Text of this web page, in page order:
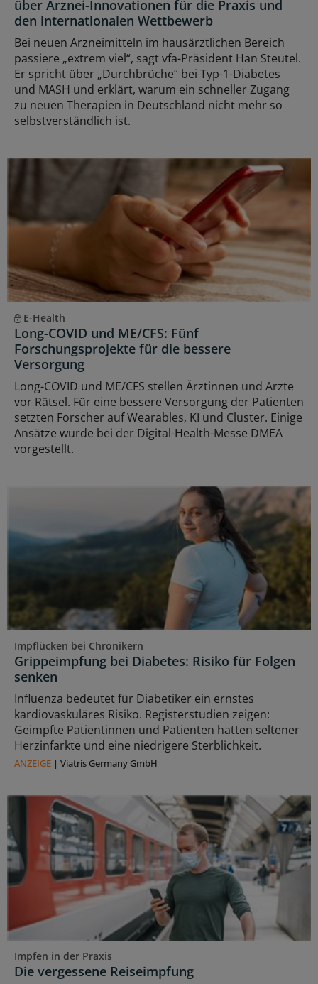
über Arznei-Innovationen für die Praxis und
den internationalen Wettbewerb
Bei neuen Arzneimitteln im hausärztlichen Bereich
passiere „extrem viel“, sagt vfa-Präsident Han Steutel.
Er spricht über „Durchbrüche“ bei Typ-1-Diabetes
und MASH und erklärt, warum ein schneller Zugang
zu neuen Therapien in Deutschland nicht mehr so
selbstverständlich ist.
E-Health
Long-COVID und ME/CFS: Fünf
Forschungsprojekte für die bessere
Versorgung
Long-COVID und ME/CFS stellen Ärztinnen und Ärzte
vor Rätsel. Für eine bessere Versorgung der Patienten
setzten Forscher auf Wearables, KI und Cluster. Einige
Ansätze wurde bei der Digital-Health-Messe DMEA
vorgestellt.
Impflücken bei Chronikern
Grippeimpfung bei Diabetes: Risiko für Folgen
senken
Influenza bedeutet für Diabetiker ein ernstes
kardiovaskuläres Risiko. Registerstudien zeigen:
Geimpfte Patientinnen und Patienten hatten seltener
Herzinfarkte und eine niedrigere Sterblichkeit.
ANZEIGE | Viatris Germany GmbH
Impfen in der Praxis
Die vergessene Reiseimpfung